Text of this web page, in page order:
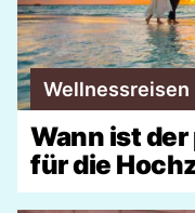
Wellnessreisen
Wann ist
für die